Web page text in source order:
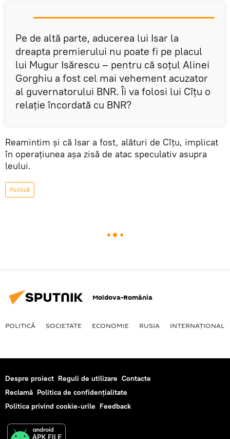
Pe de altă parte, aducerea lui Isar la
dreapta premierului nu poate fi pe placul
lui Mugur Isărescu – pentru că soțul Alinei
Gorghiu a fost cel mai vehement acuzator
al guvernatorului BNR. Îi va folosi lui Cîțu o
relație încordată cu BNR?
Reamintim și că Isar a fost, alături de Cîțu, implicat
în operațiunea așa zisă de atac speculativ asupra
leului.
Politică
Moldova-România
POLITICĂ SOCIETATE ECONOMIE RUSIA INTERNAŢIONAL
Despre proiect Reguli de utilizare Contacte
Reclamă Politica de confidențialitate
Politica privind cookie-urile Feedback